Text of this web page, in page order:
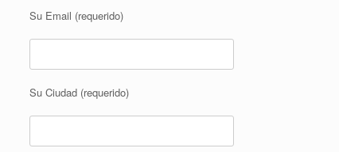
Su Email (requerido)
Su Ciudad (requerido)